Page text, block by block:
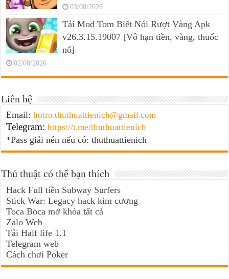
03/08/2026
Tải Mod Tom Biết Nói Rượt Vàng Apk
v26.3.15.19007 [Vô hạn tiền, vàng, thuốc
nổ]
02/08/2026
Liên hệ
Email:hotro.thuthuattienich@gmail.com
Telegram: https://t.me/thuthuattienich
*Pass giải nén nếu có: thuthuattienich
Thủ thuật có thể bạn thích
Hack Full tiền Subway Surfers
Stick War: Legacy hack kim cương
Toca Boca mở khóa tất cả
Zalo Web
Tải Half life 1.1
Telegram web
Cách chơi Poker